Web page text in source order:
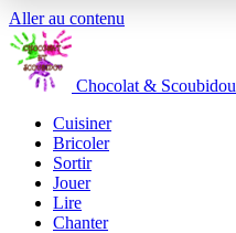
Aller au contenu
Chocolat & Scoubidou
Cuisiner
Bricoler
Sortir
Jouer
Lire
Chanter